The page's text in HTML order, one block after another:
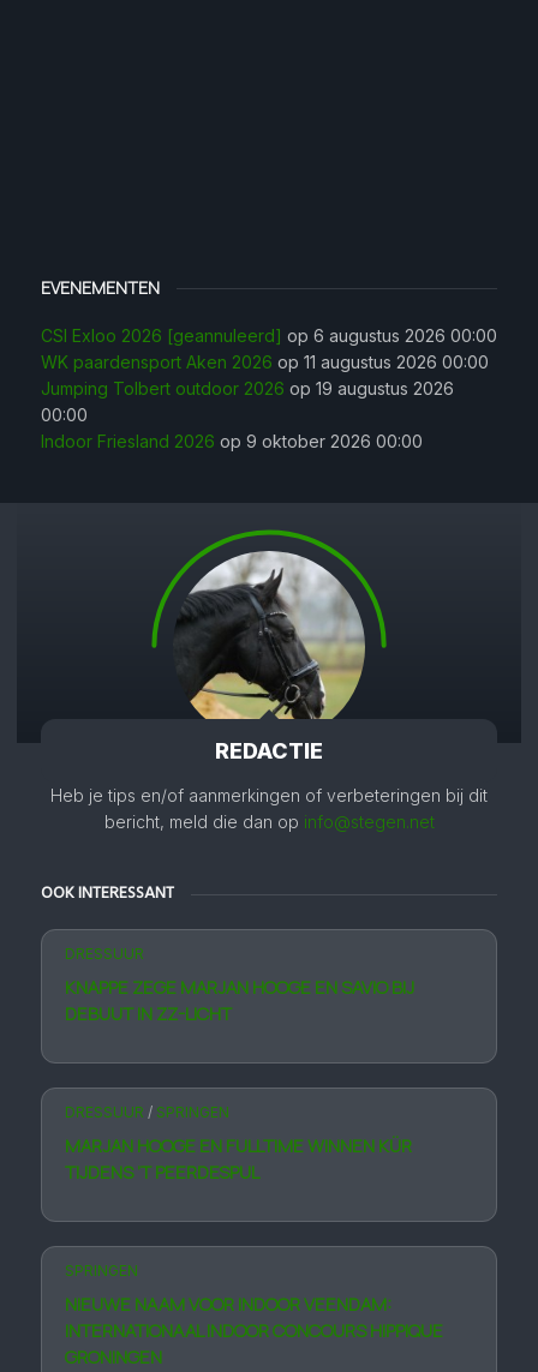
REDACTIE
Heb je tips en/of aanmerkingen of verbeteringen bij dit
bericht, meld die dan op info@stegen.net
OOK INTERESSANT
DRESSUUR
KNAPPE ZEGE MARJAN HOOGE EN SAVIO BIJ
DEBUUT IN ZZ-LICHT
DRESSUUR / SPRINGEN
MARJAN HOOGE EN FULLTIME WINNEN KÜR
TIJDENS ’T PEERDESPUL
SPRINGEN
NIEUWE NAAM VOOR INDOOR VEENDAM:
INTERNATIONAAL INDOOR CONCOURS HIPPIQUE
GRONINGEN
EVENEMENTEN
CSI Exloo 2026 [geannuleerd] op 6 augustus 2026 00:00
WK paardensport Aken 2026 op 11 augustus 2026 00:00
Jumping Tolbert outdoor 2026 op 19 augustus 2026
00:00
Indoor Friesland 2026 op 9 oktober 2026 00:00